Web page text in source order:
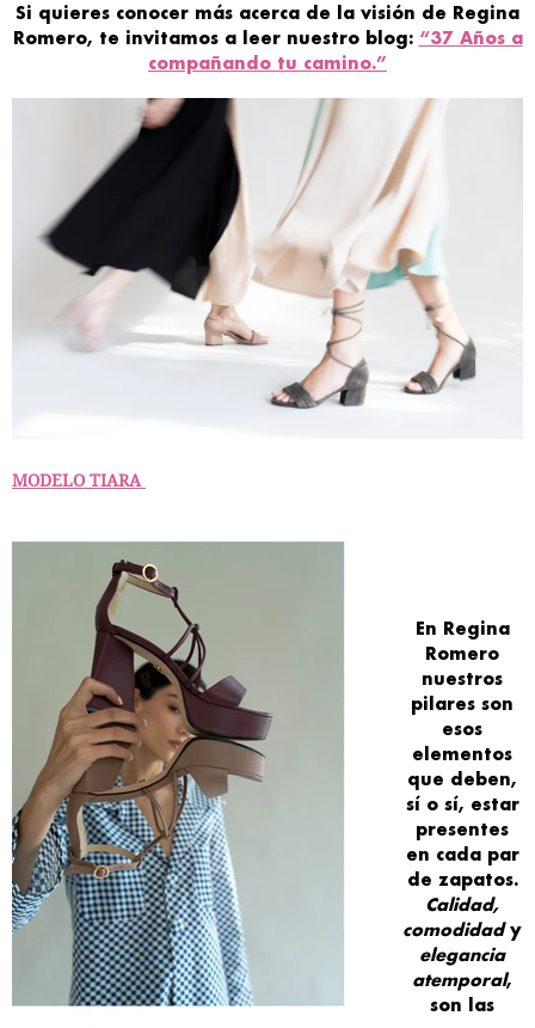
Si quieres conocer más acerca de la visión de Regina
Romero, te invitamos a leer nuestro blog: “37 Años a
compañando tu camino.”
MODELO TIARA
En Regina
Romero
nuestros
pilares son
esos
elementos
que deben,
sí o sí, estar
presentes
en cada par
de zapatos.
Calidad,
comodidady
elegancia
atemporal,
son las